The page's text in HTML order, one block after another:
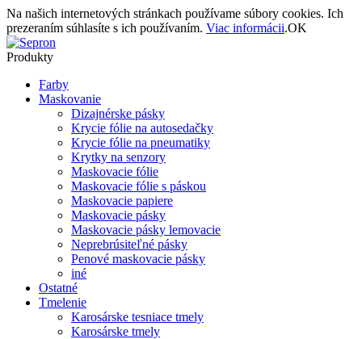
Na našich internetových stránkach používame súbory cookies. Ich
prezeraním súhlasíte s ich používaním. Viac informácii.OK
Produkty
Farby
Maskovanie
Dizajnérske pásky
Krycie fólie na autosedačky
Krycie fólie na pneumatiky
Krytky na senzory
Maskovacie fólie
Maskovacie fólie s páskou
Maskovacie papiere
Maskovacie pásky
Maskovacie pásky lemovacie
Neprebrúsiteľné pásky
Penové maskovacie pásky
iné
Ostatné
Tmelenie
Karosárske tesniace tmely
Karosárske tmely